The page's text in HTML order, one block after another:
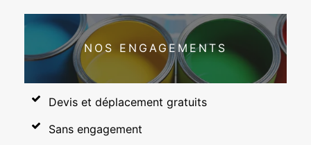
NOS ENGAGEMENTS
Devis et déplacement gratuits
Sans engagement